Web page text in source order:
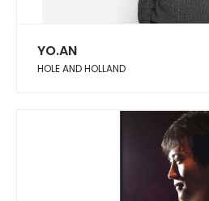
YO.AN
HOLE AND HOLLAND